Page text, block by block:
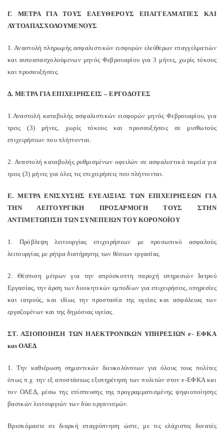
Γ. ΜΕΤΡΑ ΓΙΑ ΤΟΥΣ ΕΛΕΥΘΕΡΟΥΣ ΕΠΑΓΓΕΛΜΑΤΙΕΣ ΚΑΙ
ΑΥΤΟΑΠΑΣΧΟΛΟΥΜΕΝΟΥΣ
1. Αναστολή πληρωμής ασφαλιστικών εισφορών ελεύθερων επαγγελματιών
και αυτοαπασχολούμενων μηνός Φεβρουαρίου για 3 μήνες, χωρίς τόκους
και προσαυξήσεις.
Δ. ΜΕΤΡΑ ΓΙΑ ΕΠΙΧΕΙΡΗΣΕΙΣ – ΕΡΓΟΔΟΤΕΣ
1.Αναστολή καταβολής ασφαλιστικών εισφορών μηνός Φεβρουαρίου, για
τρεις (3) μήνες, χωρίς τόκους και προσαυξήσεις σε μισθωτούς
επιχειρήσεων που πλήττονται.
2. Αναστολή καταβολής ρυθμισμένων οφειλών σε ασφαλιστικά ταμεία για
τρεις (3) μήνες για όλες τις επιχειρήσεις που πλήττονται.
Ε. ΜΕΤΡΑ ΕΝΙΣΧΥΣΗΣ ΕΥΕΛΙΞΙΑΣ ΤΩΝ ΕΠΙΧΕΙΡΗΣΕΩΝ ΓΙΑ
ΤΗΝ ΛΕΙΤΟΥΡΓΙΚΗ ΠΡΟΣΑΡΜΟΓΗ ΤΟΥΣ ΣΤΗΝ
ΑΝΤΙΜΕΤΩΠΙΣΗ ΤΩΝ ΣΥΝΕΠΕΙΩΝ ΤΟΥ ΚΟΡΟΝΟΪΟΥ
1. Πρόβλεψη λειτουργίας επιχειρήσεων με προσωπικό ασφαλούς
λειτουργίας με ρήτρα διατήρησης των θέσεων εργασίας.
2. Θέσπιση μέτρων για την απρόσκοπτη παροχή υπηρεσιών Ιατρού
Εργασίας, την άρση των διοικητικών εμποδίων για επιχειρήσεις, υπηρεσίες
και ιατρούς, και ιδίως την προστασία της υγείας και ασφάλειας των
εργαζομένων και της δημόσιας υγείας.
ΣΤ. ΑΞΙΟΠΟΙΗΣΗ ΤΩΝ ΗΛΕΚΤΡΟΝΙΚΩΝ ΥΠΗΡΕΣΙΩΝ e- ΕΦΚΑ
και ΟΑΕΔ
1. Την καθιέρωση σημαντικών διευκολύνσεων για όλους τους πολίτες
όπως π.χ. την εξ αποστάσεως εξυπηρέτηση των πολιτών στον e-ΕΦΚΑ και
τον ΟΑΕΔ, μέσω της επίσπευσης της προγραμματισμένης ψηφιοποίησης
βασικών λειτουργιών των δύο οργανισμών.
Βρισκόμαστε σε διαρκή επαγρύπνηση ώστε, με τις ελάχιστες δυνατές